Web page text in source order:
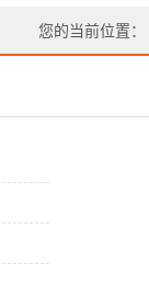
您的当前位置：